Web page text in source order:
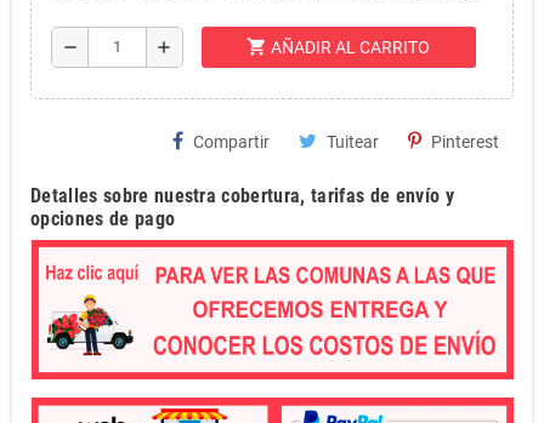
remove add shopping_cart AÑADIR AL CARRITO
Compartir Tuitear Pinterest
Detalles sobre nuestra cobertura, tarifas de envío y
opciones de pago